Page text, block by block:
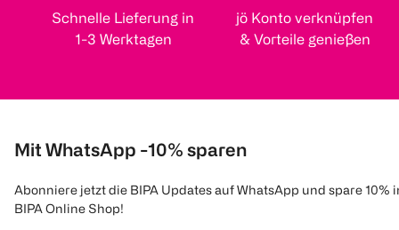
Schnelle Lieferung in
1-3 Werktagen
jö Konto verknüpfen
& Vorteile genießen
Mit WhatsApp -10% sparen
Abonniere jetzt die BIPA Updates auf WhatsApp und spare 10%
BIPA Online Shop!